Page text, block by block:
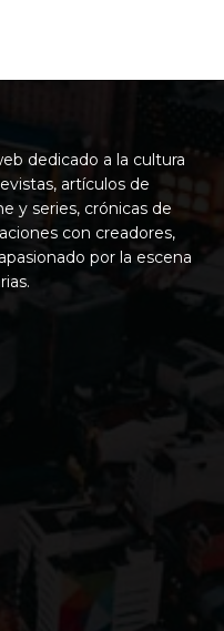
dedicado a la cultura
artículos de
y series, crónicas de
con creadores,
por la escena